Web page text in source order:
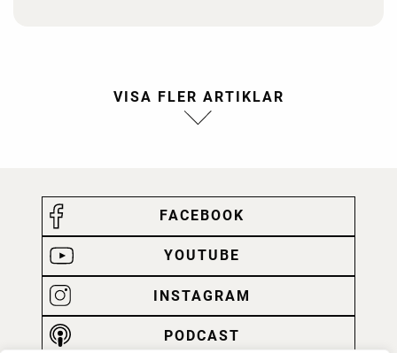
FACEBOOK
YOUTUBE
INSTAGRAM
PODCAST